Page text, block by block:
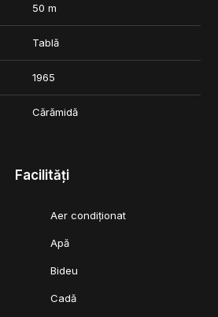
50 m
Tablă
1965
Cărămidă
Facilități
Aer condiționat
Apă
Bideu
Cadă